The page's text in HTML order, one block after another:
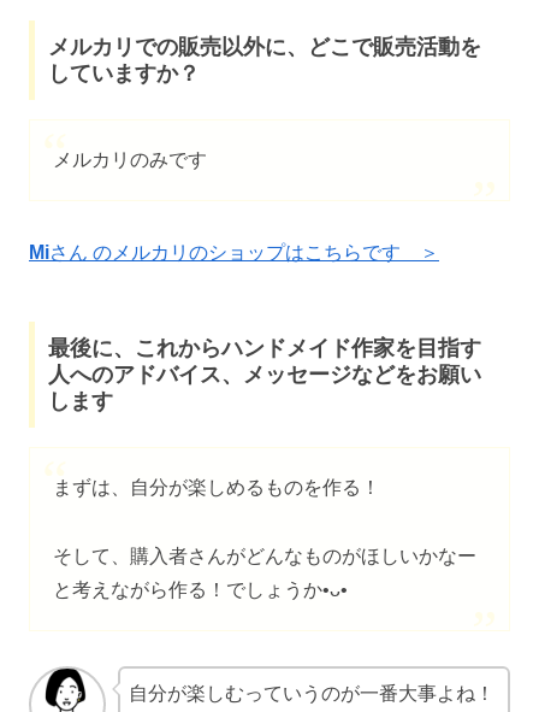
メルカリでの販売以外に、どこで販売活動を
していますか？
メルカリのみです
Miさん のメルカリのショップはこちらです ＞
最後に、これからハンドメイド作家を目指す
人へのアドバイス、メッセージなどをお願い
します
まずは、自分が楽しめるものを作る！
そして、購入者さんがどんなものがほしいかなー
と考えながら作る！でしょうか•ᴗ•
自分が楽しむっていうのが一番大事よね！